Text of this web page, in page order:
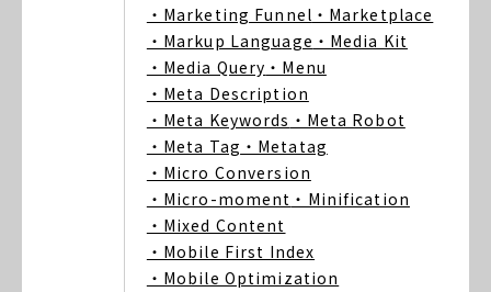
・Marketing Funnel ・Marketplace
・Markup Language ・Media Kit
・Media Query ・Menu
・Meta Description
・Meta Keywords ・Meta Robot
・Meta Tag ・Metatag
・Micro Conversion
・Micro-moment ・Minification
・Mixed Content
・Mobile First Index
・Mobile Optimization